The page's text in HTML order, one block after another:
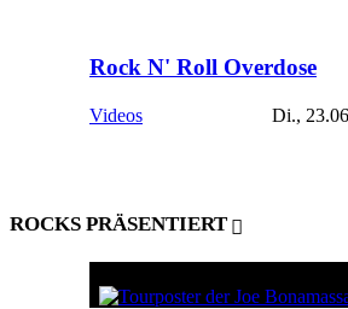
Rock N' Roll Overdose
Videos Di.,
ROCKS PRÄSENTIERT